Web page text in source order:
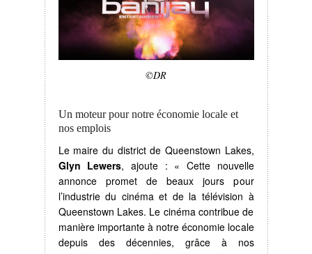
©DR
Un moteur pour notre économie locale et
nos emplois
Le maire du district de Queenstown Lakes,
Glyn Lewers, ajoute : « Cette nouvelle
annonce promet de beaux jours pour
l’industrie du cinéma et de la télévision à
Queenstown Lakes. Le cinéma contribue de
manière importante à notre économie locale
depuis des décennies, grâce à nos